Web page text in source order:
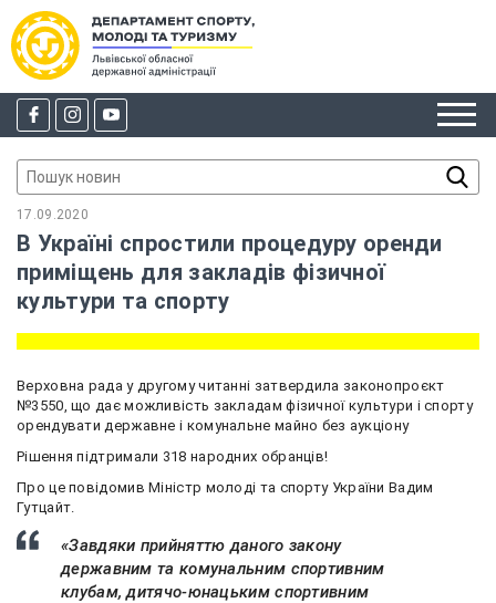
17.09.2020
В Україні спростили процедуру оренди
приміщень для закладів фізичної
культури та спорту
Верховна рада у другому читанні затвердила законопроєкт
№3550, що дає можливість закладам фізичної культури і спорту
орендувати державне і комунальне майно без аукціону
Рішення підтримали 318 народних обранців!
Про це повідомив Міністр молоді та спорту України Вадим
Гутцайт.
«Завдяки прийняттю даного закону
державним та комунальним спортивним
клубам, дитячо-юнацьким спортивним